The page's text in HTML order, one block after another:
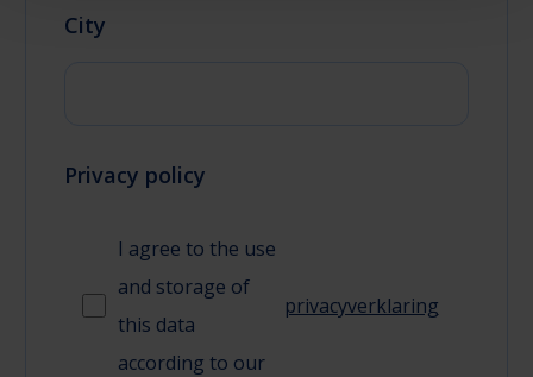
City
Privacy policy
I agree to the use
and storage of
this data
according to our
privacyverklaring